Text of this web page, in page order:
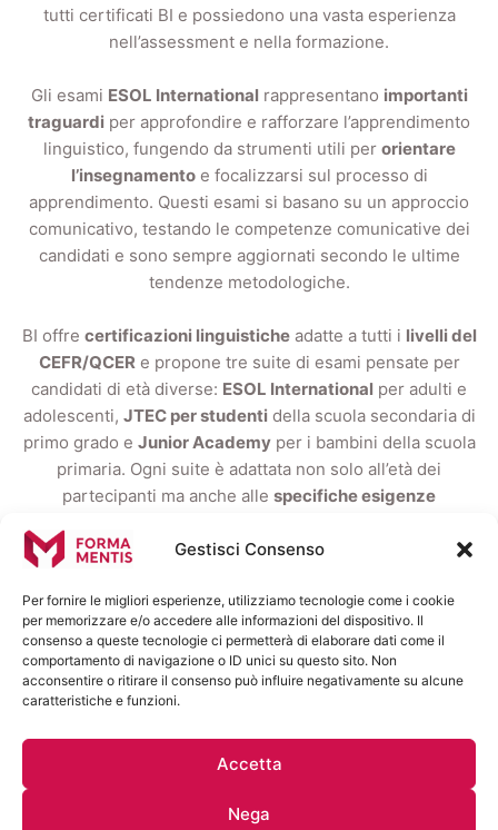
Gestisci Consenso
Per fornire le migliori esperienze, utilizziamo tecnologie come i cookie
per memorizzare e/o accedere alle informazioni del dispositivo. Il
consenso a queste tecnologie ci permetterà di elaborare dati come il
comportamento di navigazione o ID unici su questo sito. Non
acconsentire o ritirare il consenso può influire negativamente su alcune
caratteristiche e funzioni.
Accetta
Nega
tutti certificati BI e possiedono una vasta esperienza
nell’assessment e nella formazione.
Gli esami ESOL Internationalrappresentano importanti
traguardi per approfondire e rafforzare l’apprendimento
linguistico, fungendo da strumenti utili per orientare
l’insegnamentoe focalizzarsi sul processo di
apprendimento. Questi esami si basano su un approccio
comunicativo, testando le competenze comunicative dei
candidati e sono sempre aggiornati secondo le ultime
tendenze metodologiche.
BI offre certificazioni linguisticheadatte a tutti i livelli del
CEFR/QCERe propone tre suite di esami pensate per
candidati di età diverse: ESOL International per adulti e
adolescenti, JTEC per studentidella scuola secondaria di
primo grado e Junior Academyper i bambini della scuola
primaria. Ogni suite è adattata non solo all’età dei
partecipanti ma anche alle specifiche esigenze
preparazione all’accreditamento internazionale.
CORSI IN EVIDENZA
BI level B2 Certificate
ESOL International (B2 CEFR) è in grado di comprendere le